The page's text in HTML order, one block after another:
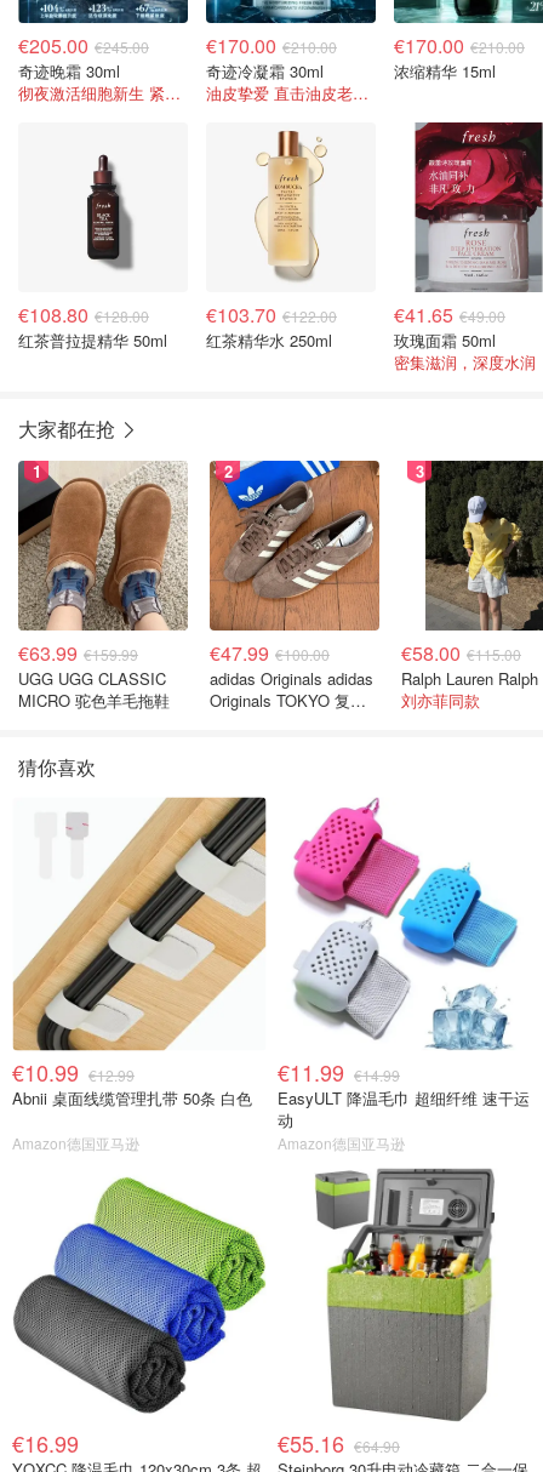
€205.00 €245.00
奇迹晚霜 30ml
彻夜激活细胞新生 紧致内外轮廓
€170.00 €210.00
奇迹冷凝霜 30ml
油皮挚爱 直击油皮老化根源，由内抚纹焕亮
€170.00 €210.00
浓缩精华 15ml
€108.80 €128.00
红茶普拉提精华 50ml
€103.70 €122.00
红茶精华水 250ml
€41.65 €49.00
玫瑰面霜 50ml
密集滋润，深度水润
大家都在抢
1
€63.99 €159.99
UGG UGG CLASSIC
MICRO 驼色羊毛拖鞋
2
€47.99 €100.00
adidas Originals adidas
Originals TOKYO 复古
3
€58.00 €115.00
刘亦菲同款
猜你喜欢
€10.99 €12.99
Abnii 桌面线缆管理扎带 50条 白色
Amazon德国亚马逊
€11.99 €14.99
EasyULT 降温毛巾 超细纤维 速干运
动
Amazon德国亚马逊
€16.99 €55.16 €64.90